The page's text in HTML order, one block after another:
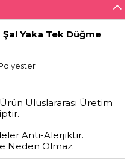
Yaka Tek Düğme
Uluslararası Üretim
Anti-Alerjiktir.
Neden Olmaz.